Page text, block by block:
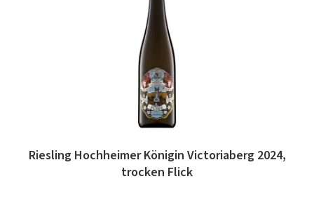
Riesling Hochheimer Königin Victoriaberg 2024,
trocken Flick